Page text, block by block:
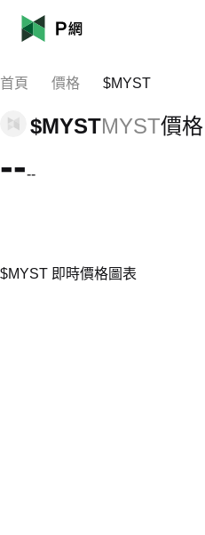
首頁 價格 $MYST
$MYSTMYST價格
----
$MYST 即時價格圖表